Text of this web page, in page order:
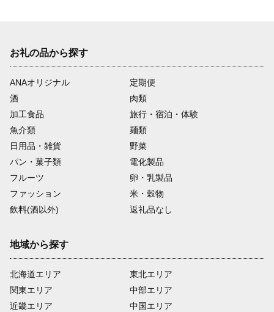
お礼の品から探す
ANAオリジナル
定期便
酒
肉類
加工食品
旅行・宿泊・体験
魚介類
麺類
日用品・雑貨
野菜
パン・菓子類
電化製品
フルーツ
卵・乳製品
ファッション
米・穀物
飲料(酒以外)
返礼品なし
地域から探す
北海道エリア
関東エリア
近畿エリア
東北エリア
中部エリア
中国エリア